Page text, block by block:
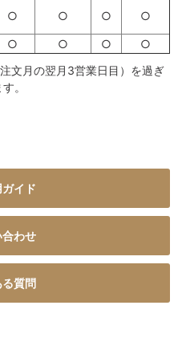
○ ○ ○ ○
○ ○ ○
○
文月の翌月3営業日目）を過ぎ
。
イド
合わせ
る質問